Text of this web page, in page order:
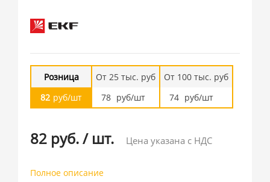
Розница
82 руб/шт
От 25 тыс. руб
78 руб/шт
От 100 тыс. руб
74 руб/шт
82 руб./ шт. Цена указана с НДС
Полное описание